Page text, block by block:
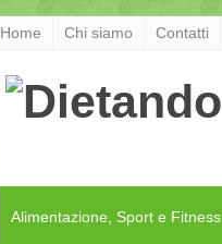
Home Chi siamo Contatti
Alimentazione, Sport e Fitness